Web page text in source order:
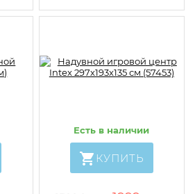
Есть в наличии
КУПИТЬ